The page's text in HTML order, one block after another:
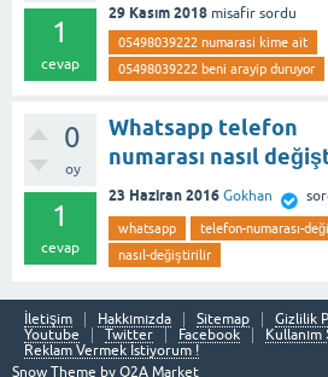
1
cevap
29 Kasım 2018 misafir sordu
05498039222 numarasi kime ait
05498039222 beni arayip duruyor
0
oy
1
cevap
Whatsapp telefon
numarası nasıl
23 Haziran 2016 Gokhan
whatsapp
telefon-numarası-
nasıl-değiştirilir
İletişim Hakkımızda Sitemap Gizlilik
Youtube
Twitter Facebook
Kullanım
Reklam Vermek İstiyorum !
Snow Theme by Q2A Market